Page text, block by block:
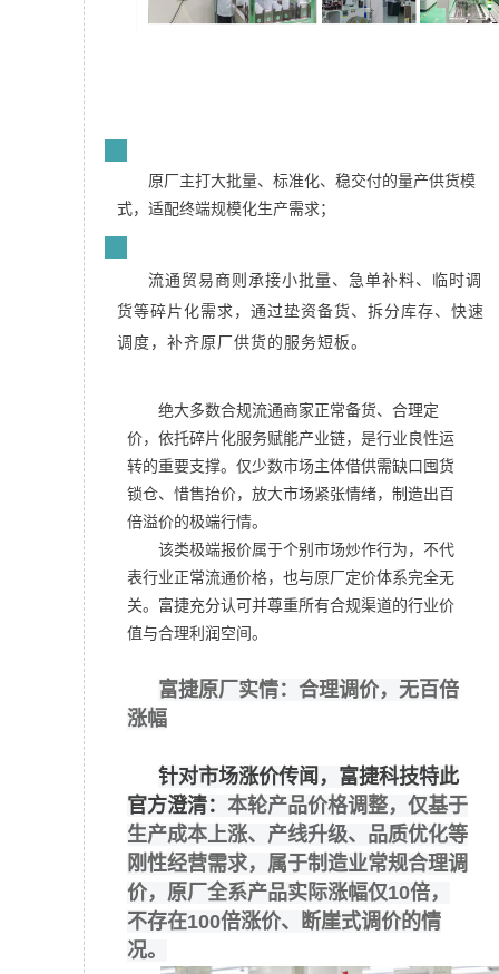
原厂主打大批量、标准化、稳交付的量产供货模
式，适配终端规模化生产需求；
流通贸易商则承接小批量、急单补料、临时调
货等碎片化需求，通过垫资备货、拆分库存、快速
调度，补齐原厂供货的服务短板。
绝大多数合规流通商家正常备货、合理定
价，依托碎片化服务赋能产业链，是行业良性运
转的重要支撑。仅少数市场主体借供需缺口囤货
锁仓、惜售抬价，放大市场紧张情绪，制造出百
倍溢价的极端行情。
该类极端报价属于个别市场炒作行为，不代
表行业正常流通价格，也与原厂定价体系完全无
关。富捷充分认可并尊重所有合规渠道的行业价
值与合理利润空间。
富捷原厂实情：合理调价，无百倍
涨幅
针对市场涨价传闻，富捷科技特此
官方澄清：本轮产品价格调整，仅基于
生产成本上涨、产线升级、品质优化等
刚性经营需求，属于制造业常规合理调
价，原厂全系产品实际涨幅仅10倍，
不存在100倍涨价、断崖式调价的情
况。